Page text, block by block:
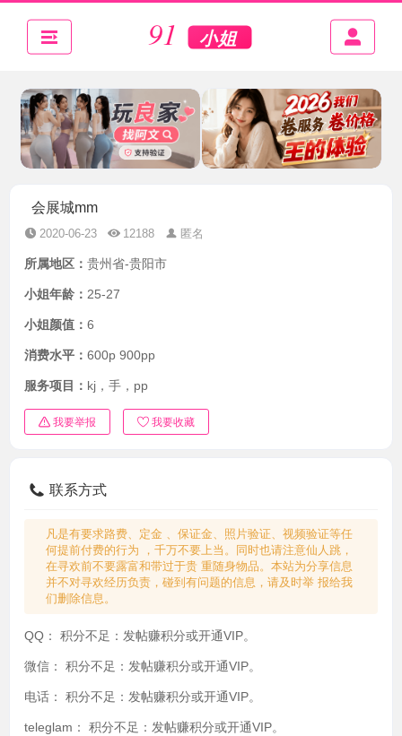
会展城mm
2020-06-23 12188 匿名
所属地区： 贵州省-贵阳市
小姐年龄： 25-27
小姐颜值： 6
消费水平： 600p 900pp
服务项目： kj，手，pp
我要举报 我要收藏
联系方式
凡是有要求路费、定金 、保证金、照片验证、视频验证等任
何提前付费的行为 ，千万不要上当。同时也请注意仙人跳，
在寻欢前不要露富和带过于贵 重随身物品。本站为分享信息
并不对寻欢经历负责，碰到有问题的信息，请及时举 报给我
们删除信息。
QQ： 积分不足：发帖赚积分或开通VIP。
微信： 积分不足：发帖赚积分或开通VIP。
电话： 积分不足：发帖赚积分或开通VIP。
teleglam： 积分不足：发帖赚积分或开通VIP。